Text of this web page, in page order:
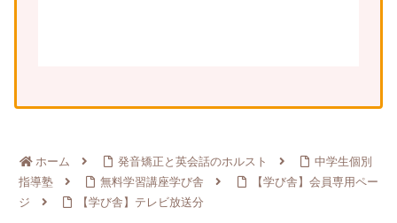
ホーム 発音矯正と英会話のホルスト
中学生個別
指導塾
無料学習講座学び舎
【学び舎】会員専用ペー
ジ
【学び舎】テレビ放送分